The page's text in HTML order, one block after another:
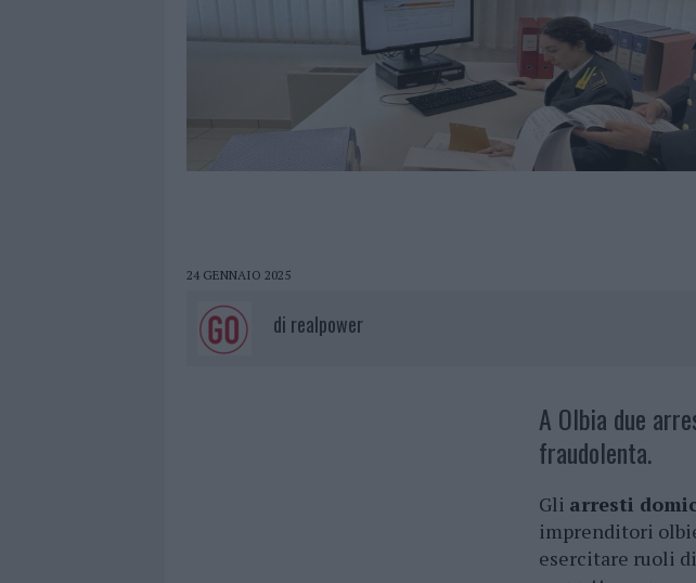
24 GENNAIO 2025
di realpower
A Olbia due
fraudolenta.
Gli arresti
imprenditori
esercitare ruoli